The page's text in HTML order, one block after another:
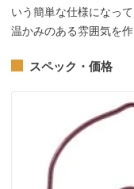
いう簡単な仕様になっ
温かみのある雰囲気を作
スペック・価格